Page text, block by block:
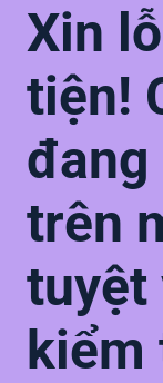
Xin
tiện!
đang
trên
tuyệt
kiểm